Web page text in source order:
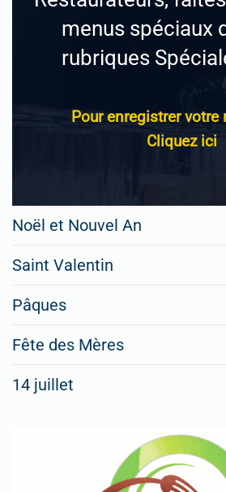
menus spéciaux
rubriques
Pour enregistrer votre
Cliquez ici
Noël et Nouvel An
Saint Valentin
Pâques
Fête des Mères
14 juillet